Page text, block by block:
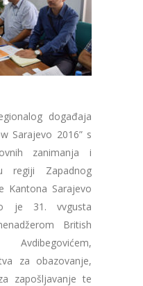
događaja
Sarajevo 2016” s
zanimanja i
regiji Zapadnog
Kantona Sarajevo
je 31. vvgusta
British
za obazovanje,
zapošljavanje te